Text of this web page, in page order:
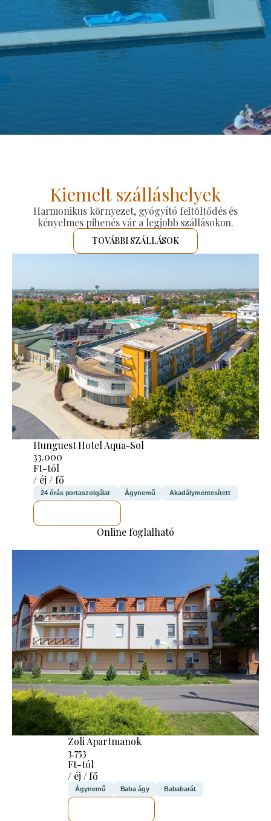
Kiemelt szálláshelyek
Harmonikus környezet, gyógyító feltöltődés és
kényelmes pihenés vár a legjobb szállásokon.
TOVÁBBI SZÁLLÁSOK
Hunguest Hotel Aqua-Sol
33.000
Ft-tól
/ éj / fő
24 órás portaszolgálat Ágynemű Akadálymentesített
Online foglalható
Zoli Apartmanok
3.753
Ft-tól
/ éj / fő
Ágynemű Baba ágy Bababarát